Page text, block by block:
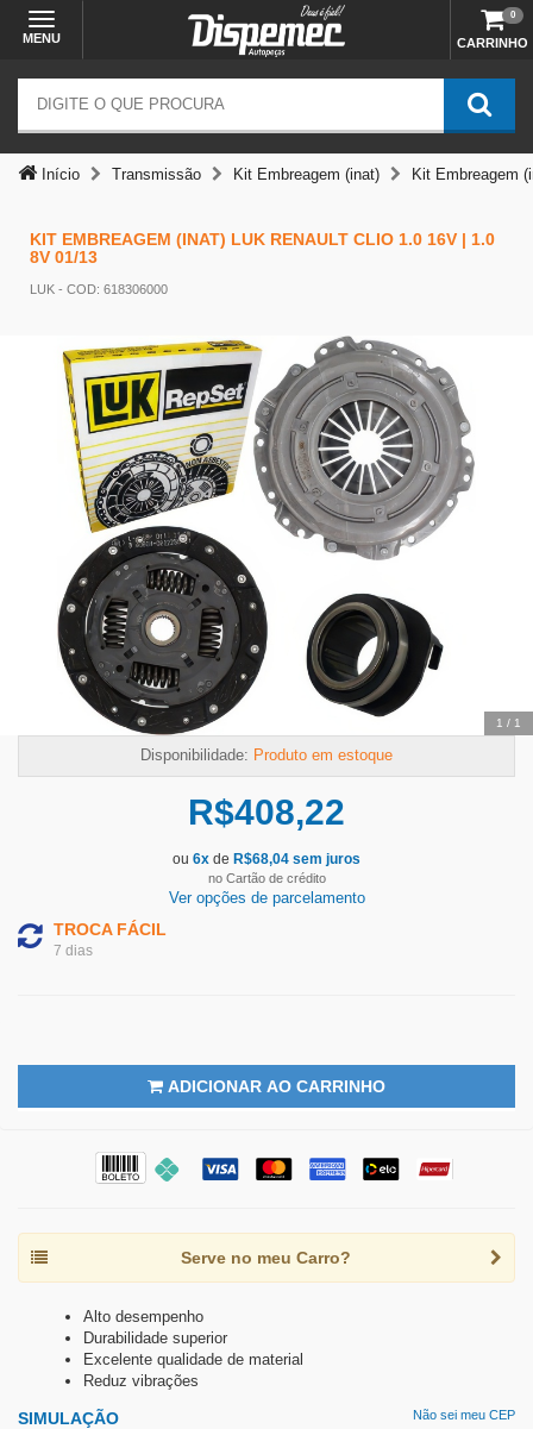
MENU CARRINHO
0
Início Transmissão Kit Embreagem (inat) Kit Embreagem
KIT EMBREAGEM (INAT) LUK RENAULT CLIO 1.0 16V | 1.0
8V 01/13
LUK - COD: 618306000
1 / 1
Disponibilidade: Produto em estoque
R$408,22
ou 6x de R$68,04 sem juros
no Cartão de crédito
Ver opções de parcelamento
TROCA FÁCIL
7 dias
ADICIONAR AO CARRINHO
Temos outras opções mais
adequadas
Serve no meu Carro?
Alto desempenho
Durabilidade superior
Excelente qualidade de material
Reduz vibrações
SIMULAÇÃO Não sei meu CEP